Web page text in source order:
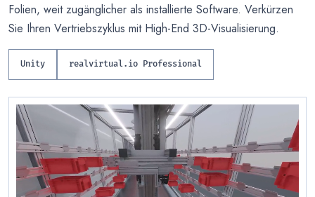
Folien, weit zugänglicher als installierte Software. Verkürzen
Sie Ihren Vertriebszyklus mit High-End 3D-Visualisierung.
Unity realvirtual.io Professional